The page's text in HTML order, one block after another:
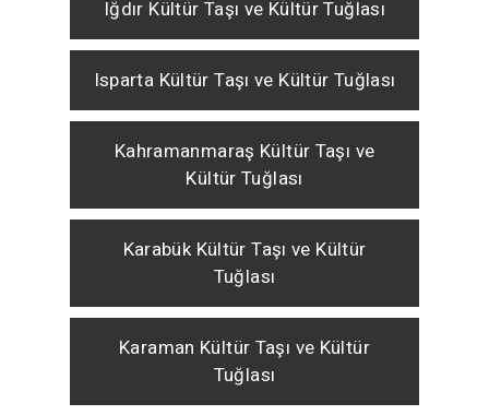
Iğdır Kültür Taşı ve Kültür Tuğlası
Isparta Kültür Taşı ve Kültür Tuğlası
Kahramanmaraş Kültür Taşı ve
Kültür Tuğlası
Karabük Kültür Taşı ve Kültür
Tuğlası
Karaman Kültür Taşı ve Kültür
Tuğlası